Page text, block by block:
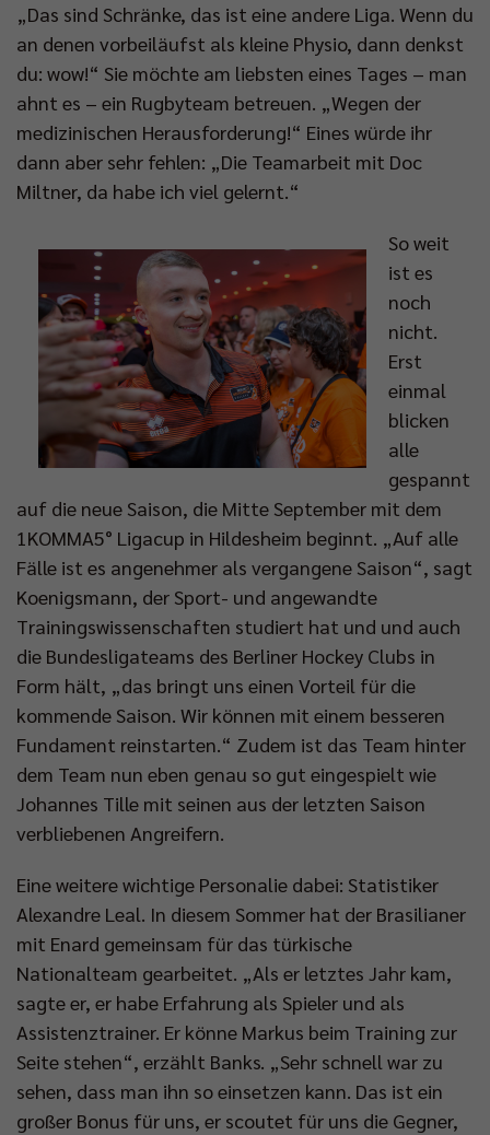
„Das sind Schränke, das ist eine andere Liga. Wenn du
an denen vorbeiläufst als kleine Physio, dann denkst
du: wow!“ Sie möchte am liebsten eines Tages – man
ahnt es – ein Rugbyteam betreuen. „Wegen der
medizinischen Herausforderung!“ Eines würde ihr
dann aber sehr fehlen: „Die Teamarbeit mit Doc
Miltner, da habe ich viel gelernt.“
So weit
ist es
noch
nicht.
Erst
einmal
blicken
alle
gespannt
auf die neue Saison, die Mitte September mit dem
1KOMMA5° Ligacup in Hildesheim beginnt. „Auf alle
Fälle ist es angenehmer als vergangene Saison“, sagt
Koenigsmann, der Sport- und angewandte
Trainingswissenschaften studiert hat und und auch
die Bundesligateams des Berliner Hockey Clubs in
Form hält, „das bringt uns einen Vorteil für die
kommende Saison. Wir können mit einem besseren
Fundament reinstarten.“ Zudem ist das Team hinter
dem Team nun eben genau so gut eingespielt wie
Johannes Tille mit seinen aus der letzten Saison
verbliebenen Angreifern.
Eine weitere wichtige Personalie dabei: Statistiker
Alexandre Leal. In diesem Sommer hat der Brasilianer
mit Enard gemeinsam für das türkische
Nationalteam gearbeitet. „Als er letztes Jahr kam,
sagte er, er habe Erfahrung als Spieler und als
Assistenztrainer. Er könne Markus beim Training zur
Seite stehen“, erzählt Banks. „Sehr schnell war zu
sehen, dass man ihn so einsetzen kann. Das ist ein
großer Bonus für uns, er scoutet für uns die Gegner,